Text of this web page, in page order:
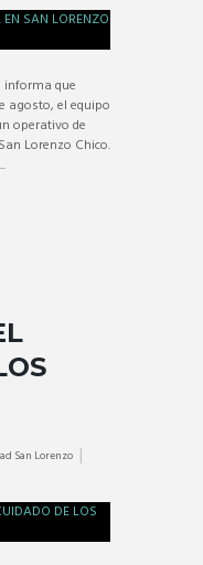
informa que
agosto, el equipo
operativo de
Lorenzo Chico.
San Lorenzo